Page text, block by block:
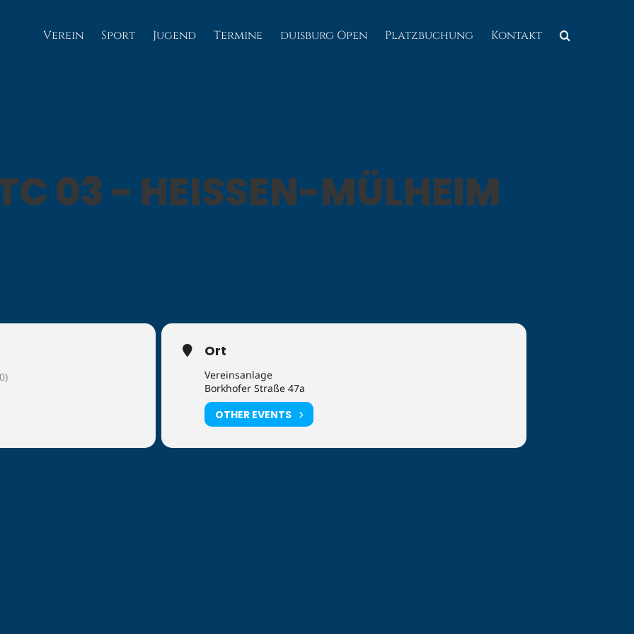
Verein Sport Jugend Termine duisburg Open Platzbuchung Kontakt
03 - HEISSEN-MÜLHEIM 2
Ort
Vereinsanlage
Borkhofer Straße 47a
OTHER EVENTS